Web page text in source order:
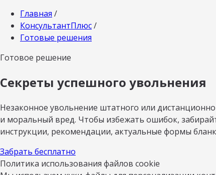
Главная /
КонсультантПлюс/
Готовые решения
Готовое решение
Секреты успешного увольнения
Незаконное увольнение штатного или
и моральный вред. Чтобы избежать ошибок,
инструкции, рекомендации, актуальные формы
Забрать бесплатно
Политика использования файлов cookie